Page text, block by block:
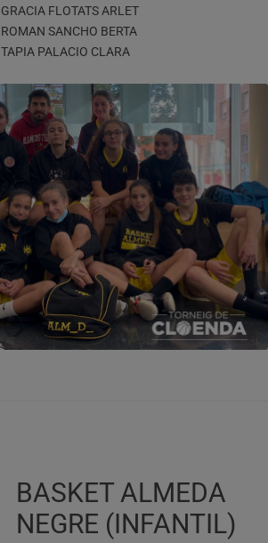
GRACIA FLOTATS ARLET
ROMAN SANCHO BERTA
TAPIA PALACIO CLARA
BASKET ALMEDA
NEGRE (INFANTIL)